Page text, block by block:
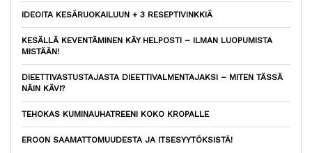
IDEOITA KESÄRUOKAILUUN + 3 RESEPTIVINKKIÄ
KESÄLLÄ KEVENTÄMINEN KÄY HELPOSTI – ILMAN LUOPUMISTA
MISTÄÄN!
DIEETTIVASTUSTAJASTA DIEETTIVALMENTAJAKSI – MITEN TÄSSÄ
NÄIN KÄVI?
TEHOKAS KUMINAUHATREENI KOKO KROPALLE
EROON SAAMATTOMUUDESTA JA ITSESYYTÖKSISTÄ!